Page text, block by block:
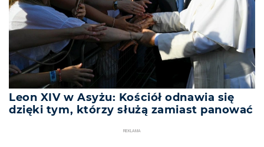
Leon XIV w Asyżu: Kościół odnawia się
dzięki tym, którzy służą zamiast panować
REKLAMA